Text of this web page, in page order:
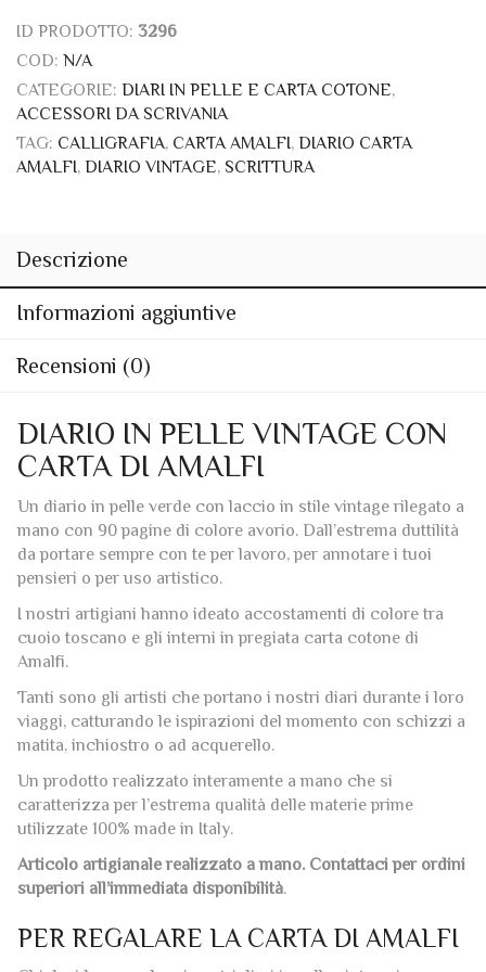
ID PRODOTTO: 3296
COD: N/A
CATEGORIE: DIARI IN PELLE E CARTA COTONE,
ACCESSORI DA SCRIVANIA
TAG: CALLIGRAFIA, CARTA AMALFI, DIARIO CARTA
AMALFI, DIARIO VINTAGE, SCRITTURA
Descrizione
Informazioni aggiuntive
Recensioni (0)
DIARIO IN PELLE VINTAGE CON
CARTA DI AMALFI
Un diario in pelle verde con laccio in stile vintage rilegato a
mano con 90 pagine di colore avorio. Dall’estrema duttilità
da portare sempre con te per lavoro, per annotare i tuoi
pensieri o per uso artistico.
I nostri artigiani hanno ideato accostamenti di colore tra
cuoio toscano e gli interni in pregiata carta cotone di
Amalfi.
Tanti sono gli artisti che portano i nostri diari durante i loro
viaggi, catturando le ispirazioni del momento con schizzi a
matita, inchiostro o ad acquerello.
Un prodotto realizzato interamente a mano che si
caratterizza per l’estrema qualità delle materie prime
utilizzate 100% made in Italy.
Articolo artigianale realizzato a mano. Contattaci per ordini
superiori all’immediata disponibilità.
PER REGALARE LA CARTA DI AMALFI